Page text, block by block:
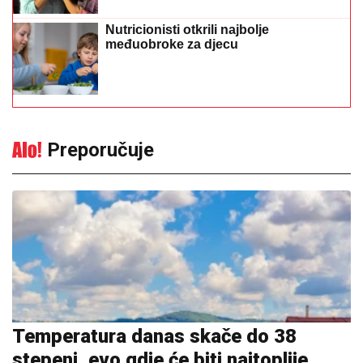
Nutricionisti otkrili najbolje
međuobroke za djecu
Preporučuje
Temperatura danas skače do 38